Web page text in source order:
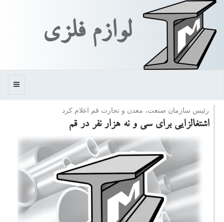
لوازم فلزی
منو
رئیس سازمان صنعت، معدن و تجارت قم اعلام كرد
اشتغالزایی برای سی و نه هزار نفر در قم